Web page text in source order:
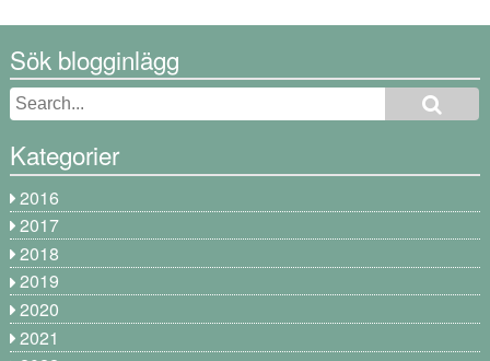
Sök blogginlägg
Kategorier
2016
2017
2018
2019
2020
2021